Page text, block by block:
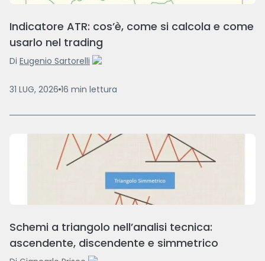
Indicatore ATR: cos’è, come si calcola e come
usarlo nel trading
Di Eugenio Sartorelli
31 LUG, 2026 16 min lettura
Schemi a triangolo nell’analisi tecnica:
ascendente, discendente e simmetrico